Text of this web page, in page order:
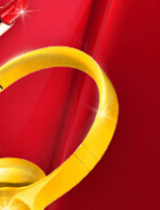
tin liên quan đến
hành nhằm giúp
người tìm việc
muốn của mình.